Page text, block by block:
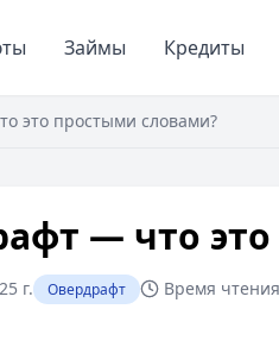
Займы Кредиты
это простыми словами?
— что
г. Овердрафт Время